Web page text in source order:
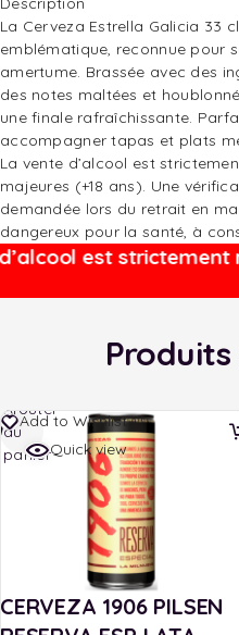
La Cerveza Estrella Galicia 33
emblématique, reconnue pour
amertume. Brassée avec des
des notes maltées et
une finale rafraîchissante.
accompagner tapas et plats
La vente d’alcool est
majeures (+18 ans). Une
demandée lors du retrait en
dangereux pour la santé, à
est strictement
Add to Wishlist
Quick view
CERVEZA 1906 PILSEN
Ajouter
au
panier